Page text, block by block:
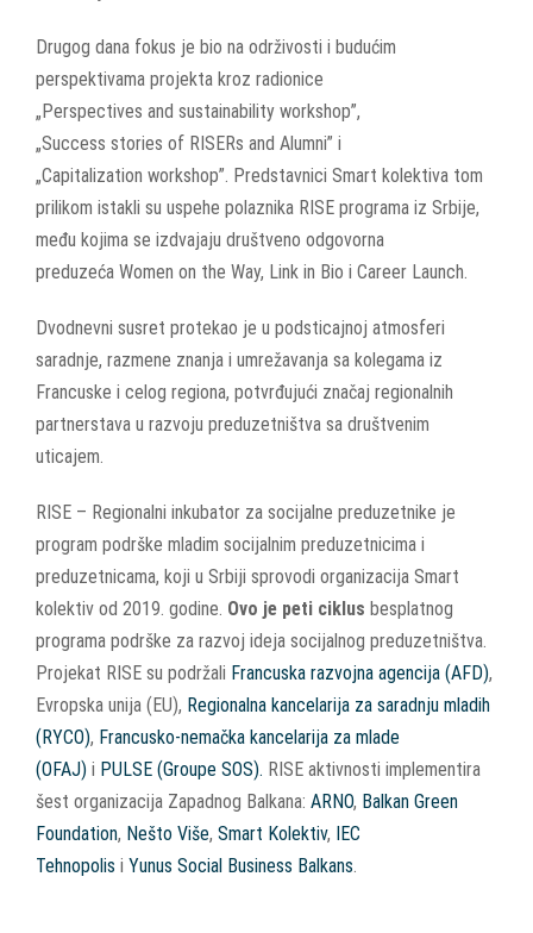
Drugog dana fokus je bio na održivosti i budućim
perspektivama projekta kroz radionice
„Perspectives and sustainability workshop”,
„Success stories of RISERs and Alumni” i
„Capitalization workshop”. Predstavnici Smart kolektiva tom
prilikom istakli su uspehe polaznika RISE programa iz Srbije,
među kojima se izdvajaju društveno odgovorna
preduzeća Women on the Way, Link in Bio i Career Launch.
Dvodnevni susret protekao je u podsticajnoj atmosferi
saradnje, razmene znanja i umrežavanja sa kolegama iz
Francuske i celog regiona, potvrđujući značaj regionalnih
partnerstava u razvoju preduzetništva sa društvenim
uticajem.
RISE – Regionalni inkubator za socijalne preduzetnike je
program podrške mladim socijalnim preduzetnicima i
preduzetnicama, koji u Srbiji sprovodi organizacija Smart
kolektiv od 2019. godine. Ovo je peti ciklus besplatnog
programa podrške za razvoj ideja socijalnog preduzetništva.
Projekat RISE su podržali Francuska razvojna agencija (AFD),
Evropska unija (EU), Regionalna kancelarija za saradnju mladih
(RYCO), Francusko-nemačka kancelarija za mlade
(OFAJ) i PULSE (Groupe SOS). RISE aktivnosti implementira
šest organizacija Zapadnog Balkana: ARNO, Balkan Green
Foundation, Nešto Više, Smart Kolektiv, IEC
Tehnopolis i Yunus Social Business Balkans.